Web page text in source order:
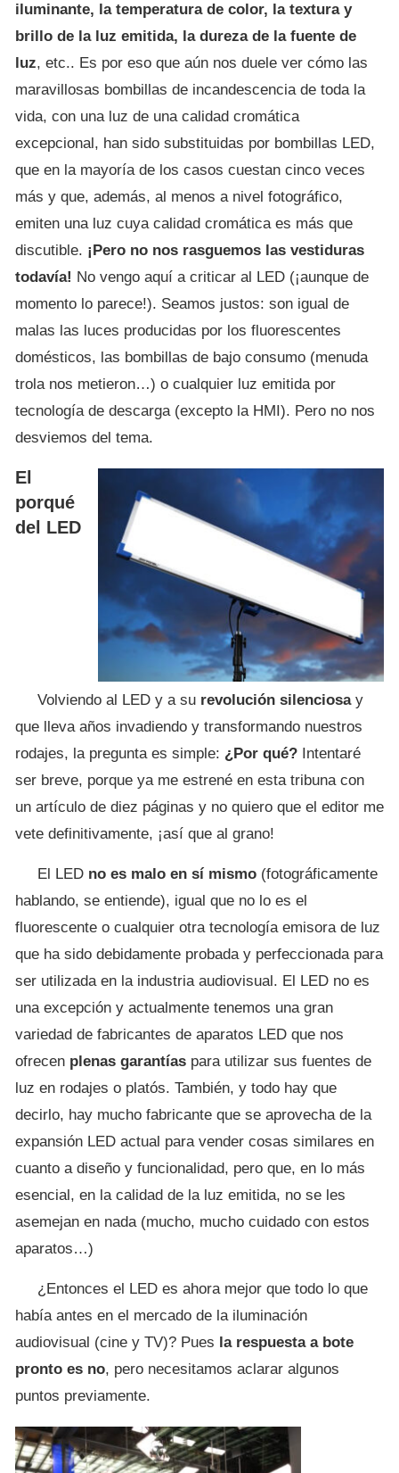
iluminante, la temperatura de color, la textura y
brillo de la luz emitida, la dureza de la fuente de
luz, etc.. Es por eso que aún nos duele ver cómo las
maravillosas bombillas de incandescencia de toda la
vida, con una luz de una calidad cromática
excepcional, han sido substituidas por bombillas LED,
que en la mayoría de los casos cuestan cinco veces
más y que, además, al menos a nivel fotográfico,
emiten una luz cuya calidad cromática es más que
discutible. ¡Pero no nos rasguemos las vestiduras
todavía! No vengo aquí a criticar al LED (¡aunque de
momento lo parece!). Seamos justos: son igual de
malas las luces producidas por los fluorescentes
domésticos, las bombillas de bajo consumo (menuda
trola nos metieron…) o cualquier luz emitida por
tecnología de descarga (excepto la HMI). Pero no nos
desviemos del tema.
El
porqué
del LED
Volviendo al LED y a su revolución silenciosay
que lleva años invadiendo y transformando nuestros
rodajes, la pregunta es simple: ¿Por qué? Intentaré
ser breve, porque ya me estrené en esta tribuna con
un artículo de diez páginas y no quiero que el editor me
vete definitivamente, ¡así que al grano!
El LED no es malo en sí mismo (fotográficamente
hablando, se entiende), igual que no lo es el
fluorescente o cualquier otra tecnología emisora de luz
que ha sido debidamente probada y perfeccionada para
ser utilizada en la industria audiovisual. El LED no es
una excepción y actualmente tenemos una gran
variedad de fabricantes de aparatos LED que nos
ofrecen plenas garantías para utilizar sus fuentes de
luz en rodajes o platós. También, y todo hay que
decirlo, hay mucho fabricante que se aprovecha de la
expansión LED actual para vender cosas similares en
cuanto a diseño y funcionalidad, pero que, en lo más
esencial, en la calidad de la luz emitida, no se les
asemejan en nada (mucho, mucho cuidado con estos
aparatos…)
¿Entonces el LED es ahora mejor que todo lo que
había antes en el mercado de la iluminación
audiovisual (cine y TV)? Pues la respuesta a bote
pronto es no, pero necesitamos aclarar algunos
puntos previamente.